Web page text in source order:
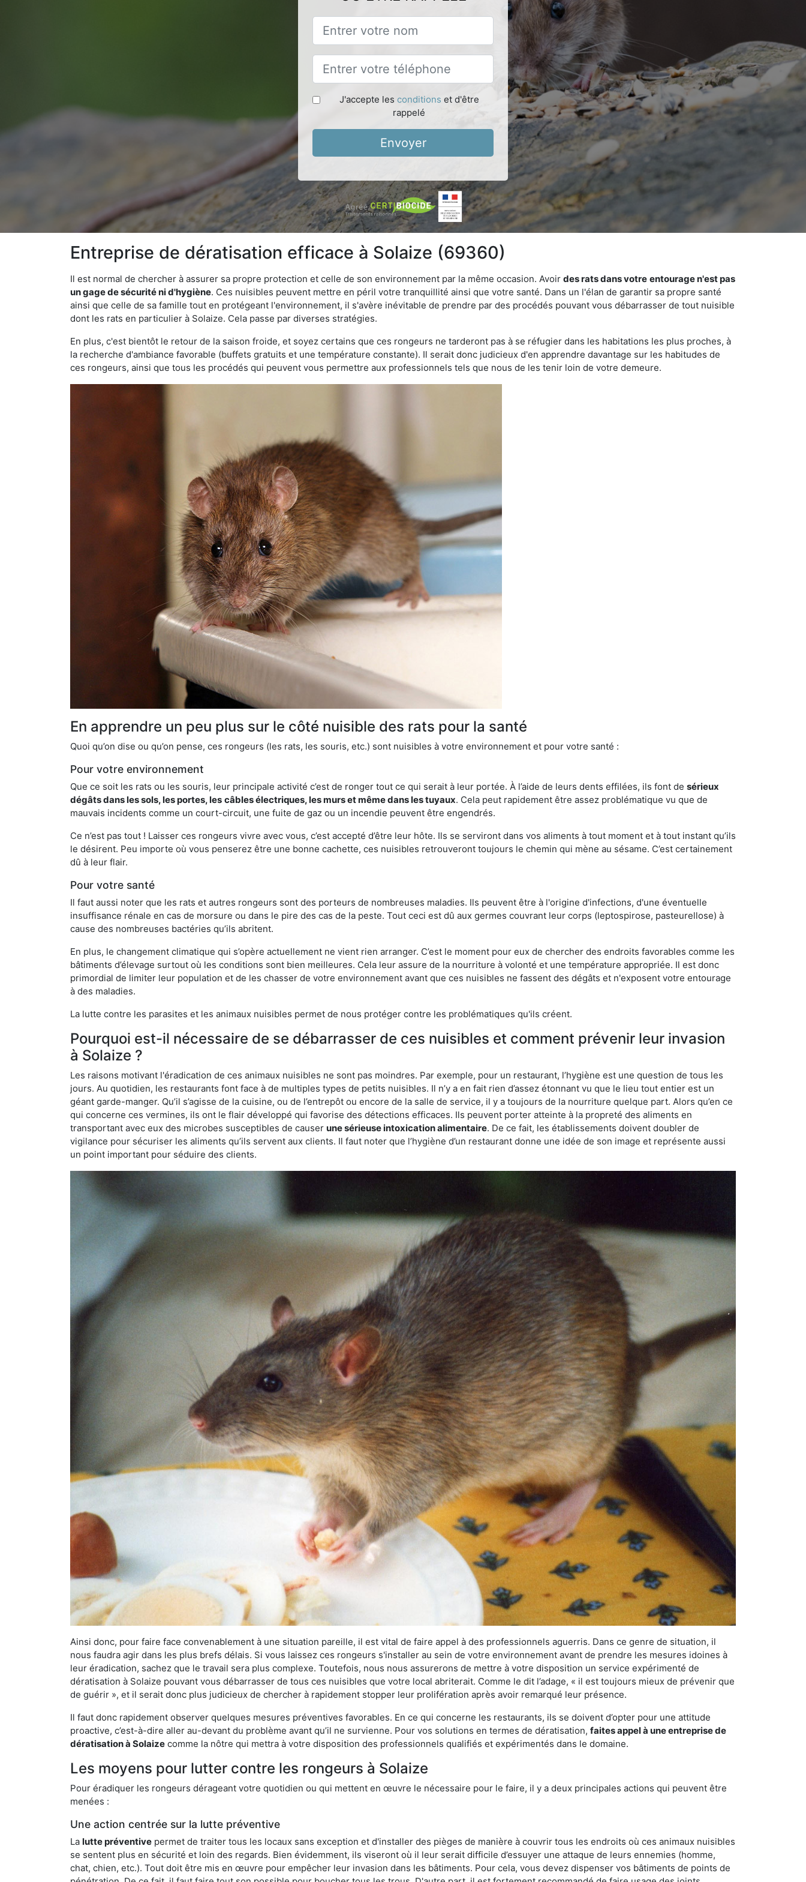
J'accepte les conditions et d'être
rappelé
Envoyer
Entreprise de dératisation efficace à Solaize (69360)
Il est normal de chercher à assurer sa propre protection et celle de son environnement par la même occasion. Avoir des rats dans votre entourage n'est pas
un gage de sécurité ni d'hygiène. Ces nuisibles peuvent mettre en péril votre tranquillité ainsi que votre santé. Dans un l'élan de garantir sa propre santé
ainsi que celle de sa famille tout en protégeant l'environnement, il s'avère inévitable de prendre par des procédés pouvant vous débarrasser de tout nuisible
dont les rats en particulier à Solaize. Cela passe par diverses stratégies.
En plus, c'est bientôt le retour de la saison froide, et soyez certains que ces rongeurs ne tarderont pas à se réfugier dans les habitations les plus proches, à
la recherche d'ambiance favorable (buffets gratuits et une température constante). Il serait donc judicieux d'en apprendre davantage sur les habitudes de
ces rongeurs, ainsi que tous les procédés qui peuvent vous permettre aux professionnels tels que nous de les tenir loin de votre demeure.
En apprendre un peu plus sur le côté nuisible des rats pour la santé
Quoi qu’on dise ou qu’on pense, ces rongeurs (les rats, les souris, etc.) sont nuisibles à votre environnement et pour votre santé :
Pour votre environnement
Que ce soit les rats ou les souris, leur principale activité c’est de ronger tout ce qui serait à leur portée. À l’aide de leurs dents effilées, ils font de sérieux
dégâts dans les sols, les portes, les câbles électriques, les murs et même dans les tuyaux. Cela peut rapidement être assez problématique vu que de
mauvais incidents comme un court-circuit, une fuite de gaz ou un incendie peuvent être engendrés.
Ce n’est pas tout ! Laisser ces rongeurs vivre avec vous, c’est accepté d’être leur hôte. Ils se serviront dans vos aliments à tout moment et à tout instant qu’ils
le désirent. Peu importe où vous penserez être une bonne cachette, ces nuisibles retrouveront toujours le chemin qui mène au sésame. C’est certainement
dû à leur flair.
Pour votre santé
Il faut aussi noter que les rats et autres rongeurs sont des porteurs de nombreuses maladies. Ils peuvent être à l'origine d'infections, d'une éventuelle
insuffisance rénale en cas de morsure ou dans le pire des cas de la peste. Tout ceci est dû aux germes couvrant leur corps (leptospirose, pasteurellose) à
cause des nombreuses bactéries qu’ils abritent.
En plus, le changement climatique qui s’opère actuellement ne vient rien arranger. C’est le moment pour eux de chercher des endroits favorables comme les
bâtiments d’élevage surtout où les conditions sont bien meilleures. Cela leur assure de la nourriture à volonté et une température appropriée. Il est donc
primordial de limiter leur population et de les chasser de votre environnement avant que ces nuisibles ne fassent des dégâts et n'exposent votre entourage
à des maladies.
La lutte contre les parasites et les animaux nuisibles permet de nous protéger contre les problématiques qu'ils créent.
Pourquoi est-il nécessaire de se débarrasser de ces nuisibles et comment prévenir leur invasion
à Solaize ?
Les raisons motivant l'éradication de ces animaux nuisibles ne sont pas moindres. Par exemple, pour un restaurant, l’hygiène est une question de tous les
jours. Au quotidien, les restaurants font face à de multiples types de petits nuisibles. Il n’y a en fait rien d’assez étonnant vu que le lieu tout entier est un
géant garde-manger. Qu’il s’agisse de la cuisine, ou de l’entrepôt ou encore de la salle de service, il y a toujours de la nourriture quelque part. Alors qu’en ce
qui concerne ces vermines, ils ont le flair développé qui favorise des détections efficaces. Ils peuvent porter atteinte à la propreté des aliments en
transportant avec eux des microbes susceptibles de causer une sérieuse intoxication alimentaire. De ce fait, les établissements doivent doubler de
vigilance pour sécuriser les aliments qu’ils servent aux clients. Il faut noter que l’hygiène d’un restaurant donne une idée de son image et représente aussi
un point important pour séduire des clients.
Ainsi donc, pour faire face convenablement à une situation pareille, il est vital de faire appel à des professionnels aguerris. Dans ce genre de situation, il
nous faudra agir dans les plus brefs délais. Si vous laissez ces rongeurs s'installer au sein de votre environnement avant de prendre les mesures idoines à
leur éradication, sachez que le travail sera plus complexe. Toutefois, nous nous assurerons de mettre à votre disposition un service expérimenté de
dératisation à Solaize pouvant vous débarrasser de tous ces nuisibles que votre local abriterait. Comme le dit l’adage, « il est toujours mieux de prévenir que
de guérir », et il serait donc plus judicieux de chercher à rapidement stopper leur prolifération après avoir remarqué leur présence.
Il faut donc rapidement observer quelques mesures préventives favorables. En ce qui concerne les restaurants, ils se doivent d’opter pour une attitude
proactive, c’est-à-dire aller au-devant du problème avant qu’il ne survienne. Pour vos solutions en termes de dératisation, faites appel à une entreprise de
dératisation à Solaize comme la nôtre qui mettra à votre disposition des professionnels qualifiés et expérimentés dans le domaine.
Les moyens pour lutter contre les rongeurs à Solaize
Pour éradiquer les rongeurs dérageant votre quotidien ou qui mettent en œuvre le nécessaire pour le faire, il y a deux principales actions qui peuvent être
menées :
Une action centrée sur la lutte préventive
La lutte préventive permet de traiter tous les locaux sans exception et d'installer des pièges de manière à couvrir tous les endroits où ces animaux nuisibles
se sentent plus en sécurité et loin des regards. Bien évidemment, ils viseront où il leur serait difficile d’essuyer une attaque de leurs ennemies (homme,
chat, chien, etc.). Tout doit être mis en œuvre pour empêcher leur invasion dans les bâtiments. Pour cela, vous devez dispenser vos bâtiments de points de